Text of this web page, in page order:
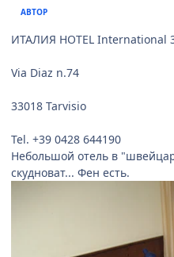
АВТОР
ИТАЛИЯ HOTEL International
Via Diaz n.74
33018 Tarvisio
Tel. +39 0428 644190
Небольшой отель в
скудноват... Фен есть.